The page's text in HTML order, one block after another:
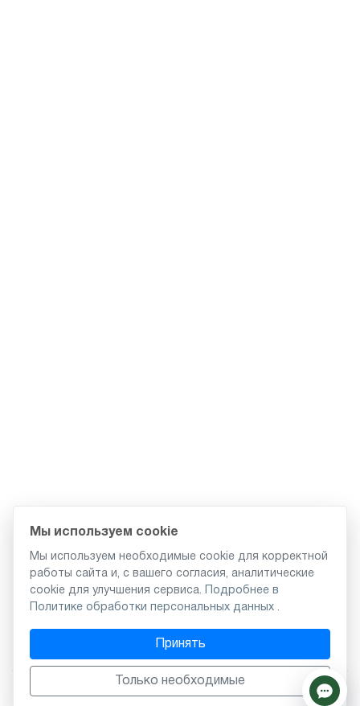
Главная Опт Новости
Мы используем cookie
Мы используем необходимые cookie для корректной
работы сайта и, с вашего согласия, аналитические
cookie для улучшения сервиса.
Подробнее в
Политике обработки персональных данных .
Принять
Только необходимые